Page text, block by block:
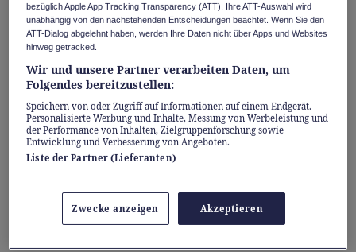
Die Rechnung geht selten auf –
ausser für die Bank
Ein praxisnahes Rechenbeispiel mit den
Durchschnittskosten von Schweizer Banken
ergibt:
Multiwährungskonto (wenn überhaupt
bezüglich Apple App Tracking Transparency (ATT). Ihre ATT-Auswahl wird
unabhängig von den nachstehenden Entscheidungen beachtet. Wenn Sie den
ATT-Dialog abgelehnt haben, werden Ihre Daten nicht über Apps und Websites
hinweg getracked.
Wir und unsere Partner verarbeiten Daten, um
Folgendes bereitzustellen:
Speichern von oder Zugriff auf Informationen auf einem Endgerät.
Personalisierte Werbung und Inhalte, Messung von Werbeleistung und
der Performance von Inhalten, Zielgruppenforschung sowie
Entwicklung und Verbesserung von Angeboten.
Liste der Partner (Lieferanten)
Zwecke anzeigen Akzeptieren